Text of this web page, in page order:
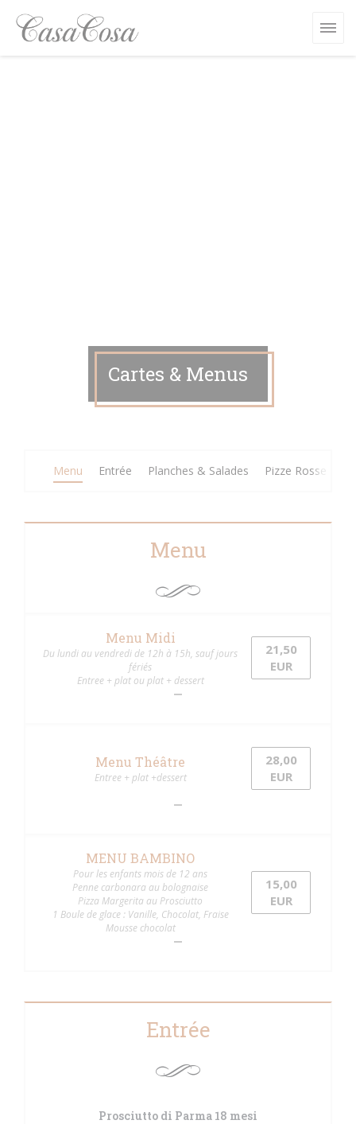
Cartes & Menus
Menu Entrée Planches & Salades Pizze Rosse
Menu
Menu Midi
Du lundi au vendredi de 12h à 15h, sauf jours
fériés
Entree + plat ou plat + dessert
21,50
EUR
Menu Théâtre
Entree + plat +dessert
28,00
EUR
MENU BAMBINO
Pour les enfants mois de 12 ans
Penne carbonara au bolognaise
Pizza Margerita au Prosciutto
1 Boule de glace : Vanille, Chocolat, Fraise
Mousse chocolat
15,00
EUR
Entrée
Prosciutto di Parma 18 mesi